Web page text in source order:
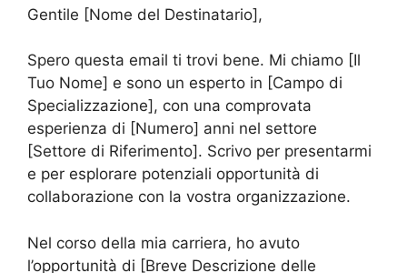
Gentile [Nome del Destinatario],
Spero questa email ti trovi bene. Mi chiamo [Il
Tuo Nome] e sono un esperto in [Campo di
Specializzazione], con una comprovata
esperienza di [Numero] anni nel settore
[Settore di Riferimento]. Scrivo per presentarmi
e per esplorare potenziali opportunità di
collaborazione con la vostra organizzazione.
Nel corso della mia carriera, ho avuto
l’opportunità di [Breve Descrizione delle